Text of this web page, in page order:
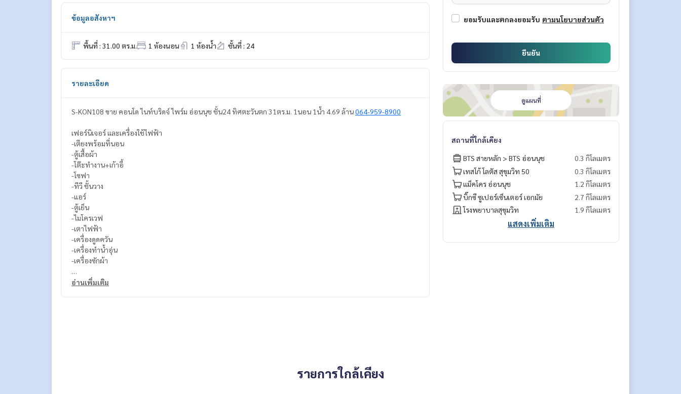
ข้อมูลอสังหาฯ
พื้นที่ : 31.00 ตร.ม. 1 ห้องนอน 1 ห้องน้ำ ชั้นที่ : 24
รายละเอียด
S-KON108 ขาย คอนโด ไนท์บริดจ์ ไพร์ม อ่อนนุช ชั้น24 ทิศตะวันตก 31ตร.ม. 1นอน 1น้ำ 4.69 ล้าน064-959-8900
เฟอร์นิเจอร์ และเครื่องใช้ไฟฟ้า
-เตียงพร้อมที่นอน
-ตู้เสื้อผ้า
-โต๊ะทำงาน+เก้าอี้
-โซฟา
-ทีวี ชั้นวาง
-แอร์
-ตู้เย็น
-ไมโครเวฟ
-เตาไฟฟ้า
-เครื่องดูดควัน
-เครื่องทำน้ำอุ่น
-เครื่องซักผ้า
อ่านเพิ่มเติม
ยอมรับและตกลงยอมรับ ตามนโยบายส่วนตัว
ยืนยัน
ดูแผนที่
สถานที่ใกล้เคียง
BTS สายหลัก > BTS อ่อนนุช
0.3 กิโลเมตร
เทสโก้ โลตัส สุขุมวิท 50
0.3 กิโลเมตร
แม็คโคร อ่อนนุช
1.2 กิโลเมตร
บิ๊กซี ซูเปอร์เซ็นเตอร์ เอกมัย
2.7 กิโลเมตร
โรงพยาบาลสุขุมวิท
1.9 กิโลเมตร
แสดงเพิ่มเติม
รายการใกล้เคียง